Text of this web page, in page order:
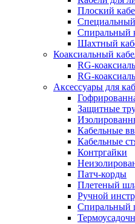
Плоский
Спиральный
Шахтный
Коаксиальный
RG-
RG-
Аксессуары для
Защитные
Кабельные
Кабельные
Контргайки
Патч-корды
Плетеный
Ручной
Спиральный